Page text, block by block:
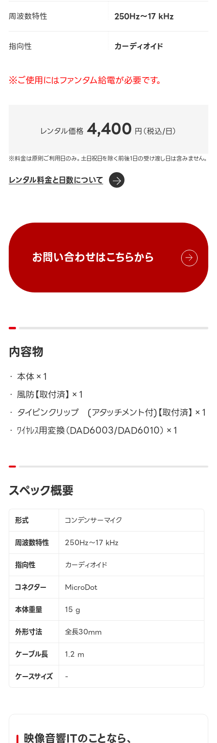
周波数特性 250Hz～17 kHz
指向性 カーディオイド
※ご使用にはファンタム給電が必要です。
レンタル価格 4,400 円（税込/日）
※料金は原則ご利用日のみ。土日祝日を除く前後1日の受け渡し日は含みません。
レンタル料金と日数について
お問い合わせはこちらから
内容物
本体×1
風防【取付済】×1
タイピンクリップ (アタッチメント付)【取付済】×1
ﾜｲﾔﾚｽ用変換（DAD6003/DAD6010）×1
スペック概要
形式
コンデンサーマイク
周波数特性
250Hz～17 kHz
指向性
カーディオイド
コネクター
MicroDot
本体重量
15 g
外形寸法
全長30mm
ケーブル長
1.2 m
ケースサイズ
-
映像音響ITのことなら、